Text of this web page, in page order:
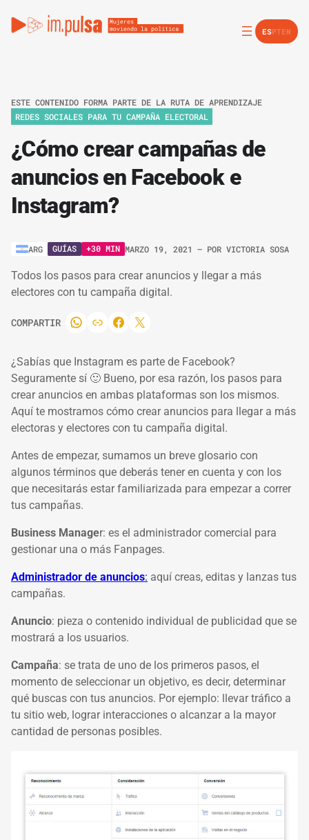
ESPTEN
ESTE CONTENIDO FORMA PARTE DE LA RUTA DE APRENDIZAJE
REDES SOCIALES PARA TU CAMPAÑA ELECTORAL
¿Cómo crear campañas de
anuncios en Facebook e
Instagram?
ARG GUÍAS +30 MIN MARZO 19, 2021 – POR VICTORIA SOSA
Todos los pasos para crear anuncios y llegar a más
electores con tu campaña digital.
COMPARTIR
¿Sabías que Instagram es parte de Facebook?
Seguramente sí 🙂 Bueno, por esa razón, los pasos para
crear anuncios en ambas plataformas son los mismos.
Aquí te mostramos cómo crear anuncios para llegar a más
electoras y electores con tu campaña digital.
Antes de empezar, sumamos un breve glosario con
algunos términos que deberás tener en cuenta y con los
que necesitarás estar familiarizada para empezar a correr
tus campañas.
Business Manager: es el administrador comercial para
gestionar una o más Fanpages.
Administrador de anuncios: aquí creas, editas y lanzas tus
campañas.
Anuncio: pieza o contenido individual de publicidad que se
mostrará a los usuarios.
Campaña: se trata de uno de los primeros pasos, el
momento de seleccionar un objetivo, es decir, determinar
qué buscas con tus anuncios. Por ejemplo: llevar tráfico a
tu sitio web, lograr interacciones o alcanzar a la mayor
cantidad de personas posibles.